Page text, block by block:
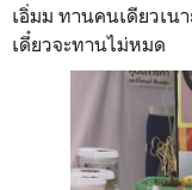
เอิ่มม ทานคนเดียวเน
เดี๋ยวจะทานไม่หมด